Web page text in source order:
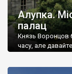
Алупка.
палац
Князь Воронцов
часу, але